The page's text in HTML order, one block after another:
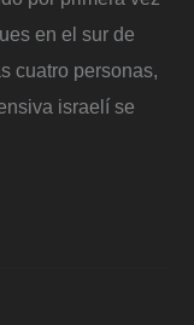
en el sur de
cuatro personas,
israelí se